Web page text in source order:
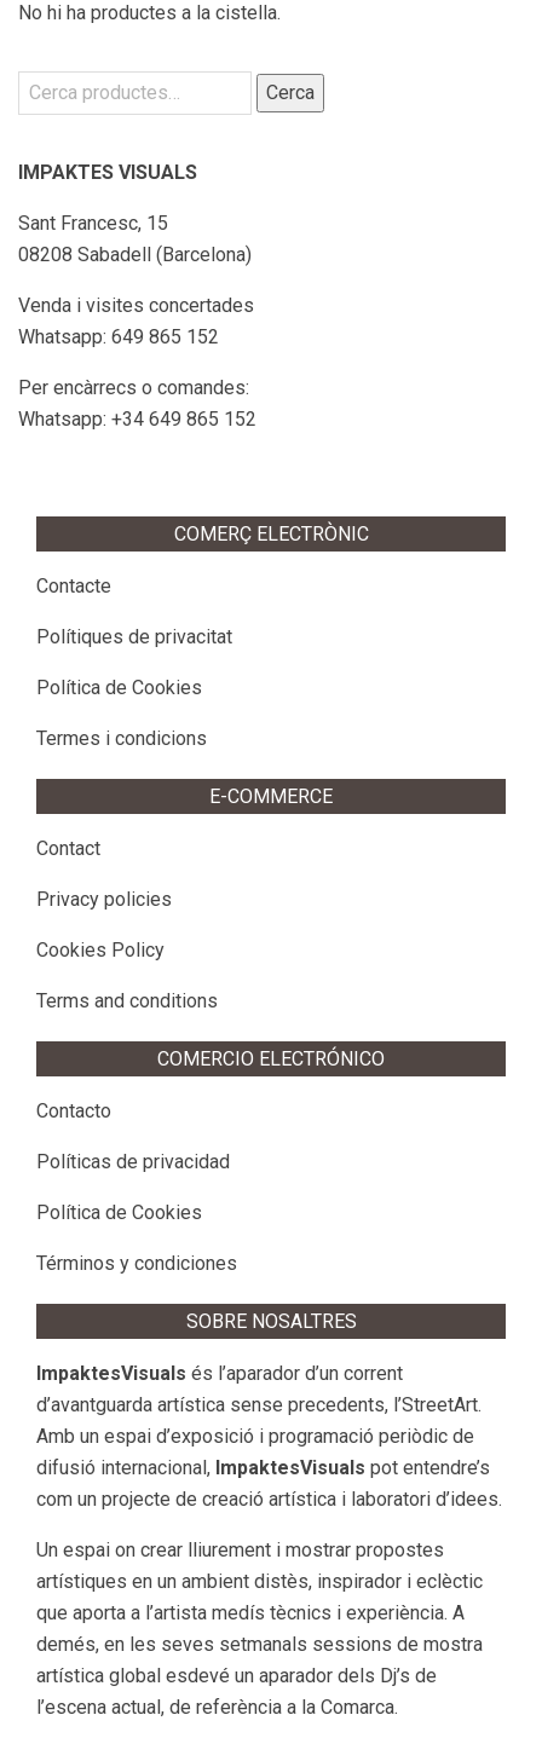
No hi ha productes a la cistella.
Cerca: Cerca
IMPAKTES VISUALS
Sant Francesc, 15
08208 Sabadell (Barcelona)
Venda i visites concertades
Whatsapp: 649 865 152
Per encàrrecs o comandes:
Whatsapp: +34 649 865 152
COMERÇ ELECTRÒNIC
Contacte
Polítiques de privacitat
Política de Cookies
Termes i condicions
E-COMMERCE
Contact
Privacy policies
Cookies Policy
Terms and conditions
COMERCIO ELECTRÓNICO
Contacto
Políticas de privacidad
Política de Cookies
Términos y condiciones
SOBRE NOSALTRES
ImpaktesVisuals és l’aparador d’un corrent
d’avantguarda artística sense precedents, l’StreetArt.
Amb un espai d’exposició i programació periòdic de
difusió internacional, ImpaktesVisuals pot entendre’s
com un projecte de creació artística i laboratori d’idees.
Un espai on crear lliurement i mostrar propostes
artístiques en un ambient distès, inspirador i eclèctic
que aporta a l’artista medís tècnics i experiència. A
demés, en les seves setmanals sessions de mostra
artística global esdevé un aparador dels Dj’s de
l’escena actual, de referència a la Comarca.